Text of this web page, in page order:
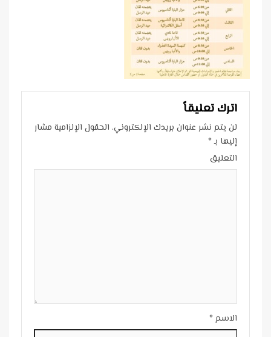
اترك تعليقاً
لن يتم نشر عنوان بريدك الإلكتروني. الحقول الإلزامية مشار
إليها بـ*
التعليق
الاسم *